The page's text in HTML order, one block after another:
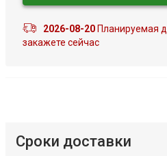
2026-08-20Планируемая
закажете сейчас
Сроки доставки